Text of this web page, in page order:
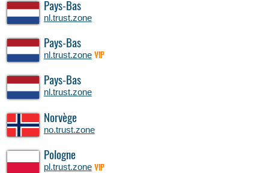
Pays-Bas
nl.trust.zone
Pays-Bas
nl.trust.zone VIP
Pays-Bas
nl.trust.zone
Norvège
no.trust.zone
Pologne
pl.trust.zone VIP